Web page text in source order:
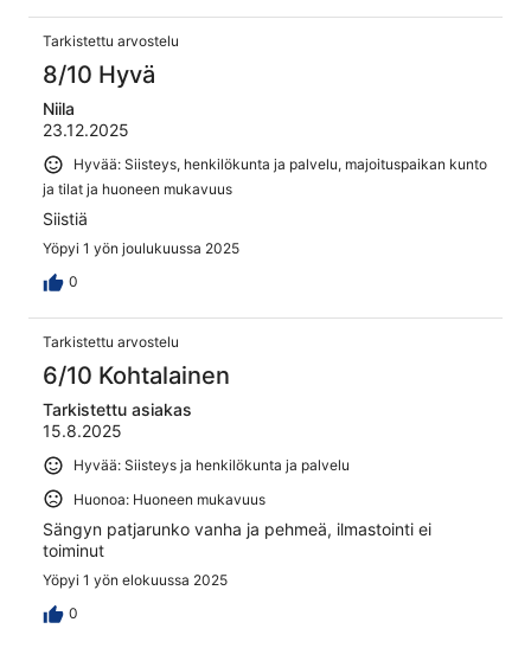
Tarkistettu arvostelu
8/10 Hyvä
Niila
23.12.2025
Hyvää: Siisteys, henkilökunta ja palvelu, majoituspaikan kunto
ja tilat ja huoneen mukavuus
Siistiä
Yöpyi 1 yön joulukuussa 2025
0
Tarkistettu arvostelu
6/10 Kohtalainen
Tarkistettu asiakas
15.8.2025
Hyvää: Siisteys ja henkilökunta ja palvelu
Huonoa: Huoneen mukavuus
Sängyn patjarunko vanha ja pehmeä, ilmastointi ei
toiminut
Yöpyi 1 yön elokuussa 2025
0